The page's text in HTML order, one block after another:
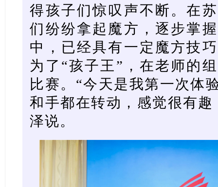
得孩子们惊叹声不断。在
们纷纷拿起魔方，逐步掌
中，已经具有一定魔方技
为了“孩子王”，在老师的
比赛。“今天是我第一次体
和手都在转动，感觉很有
泽说。